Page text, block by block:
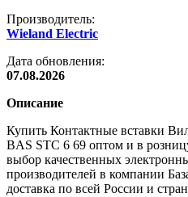
Производитель:
Wieland Electric
Дата обновления:
07.08.2026
Описание
Купить Контактные вставки
BAS STC 6 69 оптом и в
выбор качественных
производителей в компании
доставка по всей России и